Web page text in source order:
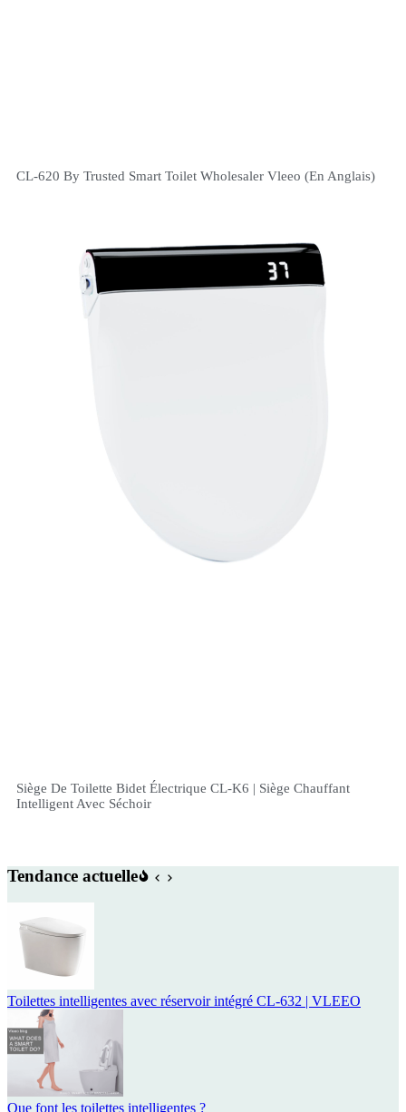
CL-620 By Trusted Smart Toilet Wholesaler Vleeo (en Anglais)
Siège De Toilette Bidet Électrique CL-K6 | Siège Chauffant
Intelligent Avec Séchoir
Tendance actuelle
Toilettes intelligentes avec réservoir intégré CL-632 | VLEEO
Que font les toilettes intelligentes ?